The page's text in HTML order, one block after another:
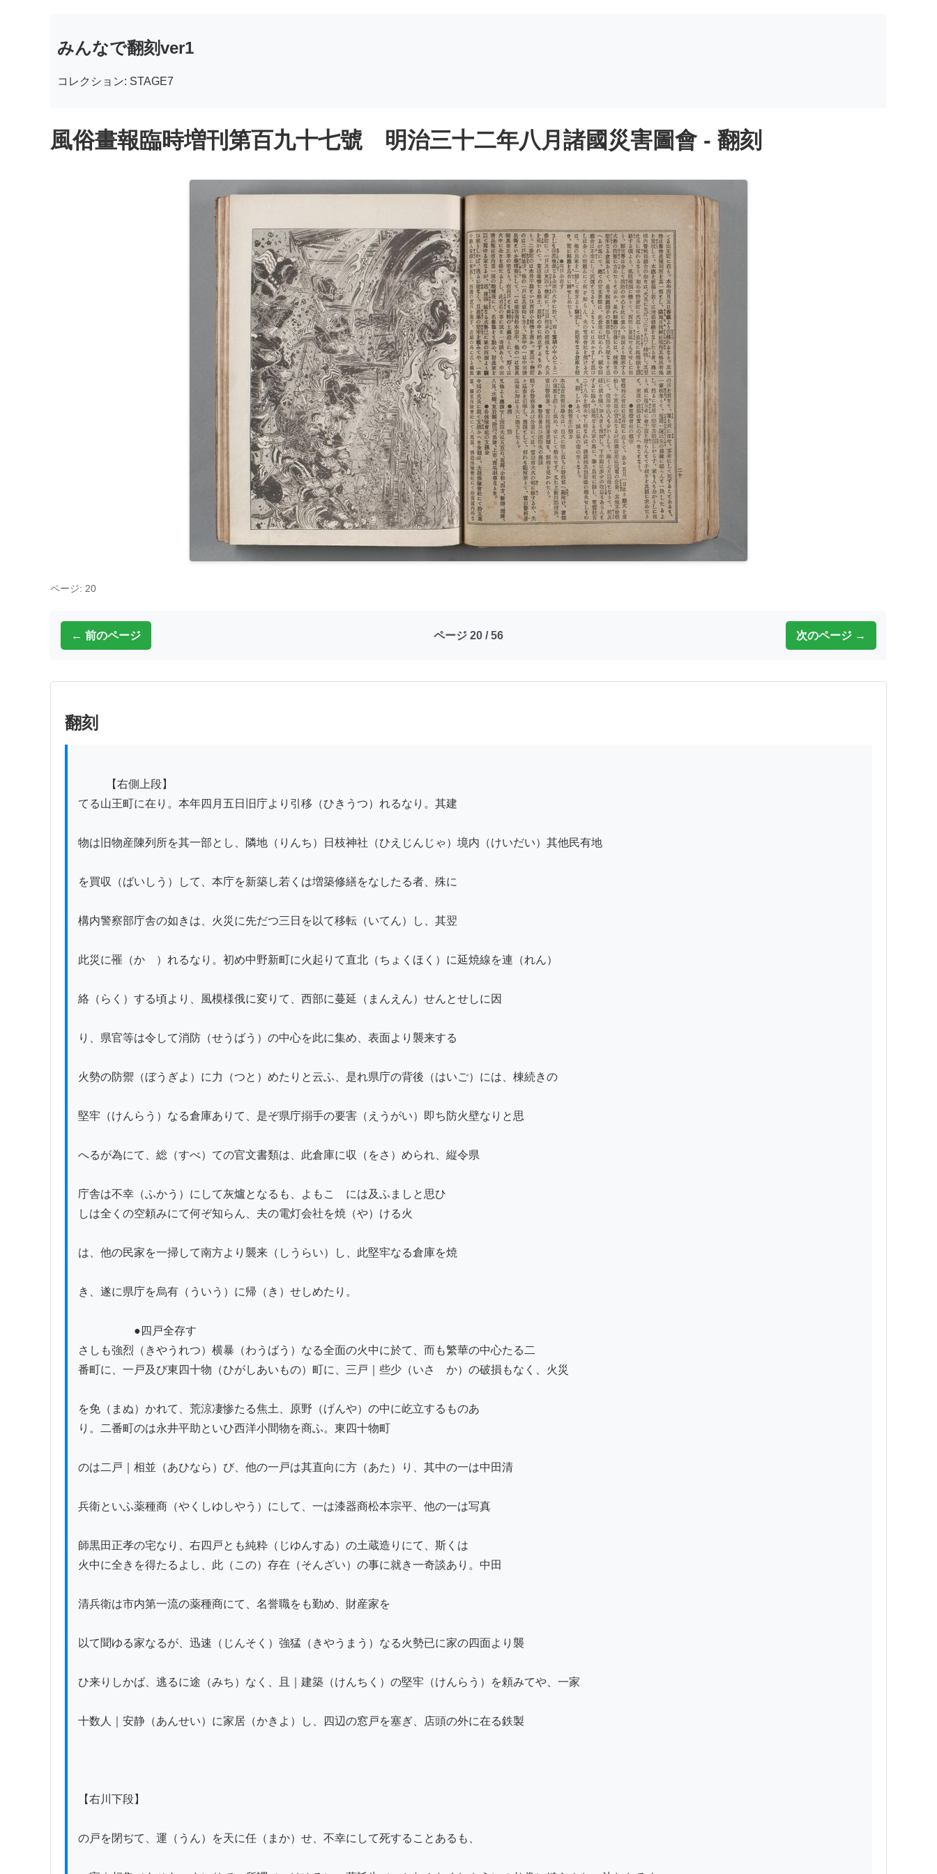
みんなで翻刻ver1
コレクション: STAGE7
風俗畫報臨時増刊第百九十七號 明治三十二年八月諸國災害圖會 - 翻刻
ページ: 20
← 前のページ ページ 20 / 56 次のページ →
翻刻
てる山王町に在り。本年四月五日旧庁より引移（ひきうつ）れるなり。其建
物は旧物産陳列所を其一部とし、隣地（りんち）日枝神社（ひえじんじゃ）境内（けいだい）其他民有地
を買収（ばいしう）して、本庁を新築し若くは増築修繕をなしたる者、殊に
構内警察部庁舎の如きは、火災に先だつ三日を以て移転（いてん）し、其翌
此災に罹（かゝ）れるなり。初め中野新町に火起りて直北（ちょくほく）に延焼線を連（れん）
絡（らく）する頃より、風模様俄に変りて、西部に蔓延（まんえん）せんとせしに因
り、県官等は令して消防（せうばう）の中心を此に集め、表面より襲来する
火勢の防禦（ぼうぎよ）に力（つと）めたりと云ふ、是れ県庁の背後（はいご）には、棟続きの
堅牢（けんらう）なる倉庫ありて、是ぞ県庁搦手の要害（えうがい）即ち防火壁なりと思
へるが為にて、総（すべ）ての官文書類は、此倉庫に収（をさ）められ、縦令県
庁舎は不幸（ふかう）にして灰爐となるも、よもこゝには及ふましと思ひ
しは全くの空頼みにて何ぞ知らん、夫の電灯会社を焼（や）ける火
は、他の民家を一掃して南方より襲来（しうらい）し、此堅牢なる倉庫を焼
き、遂に県庁を烏有（ういう）に帰（き）せしめたり。
●四戸全存す
さしも強烈（きやうれつ）横暴（わうばう）なる全面の火中に於て、而も繁華の中心たる二
番町に、一戸及び東四十物（ひがしあいもの）町に、三戸｜些少（いさゝか）の破損もなく、火災
を免（まぬ）かれて、荒涼凄惨たる焦土、原野（げんや）の中に屹立するものあ
り。二番町のは永井平助といひ西洋小間物を商ふ。東四十物町
のは二戸｜相並（あひなら）び、他の一戸は其直向に方（あた）り、其中の一は中田清
兵衛といふ薬種商（やくしゆしやう）にして、一は漆器商松本宗平、他の一は写真
師黒田正孝の宅なり、右四戸とも純粋（じゆんすゐ）の土蔵造りにて、斯くは
火中に全きを得たるよし、此（この）存在（そんざい）の事に就き一奇談あり。中田
清兵衛は市内第一流の薬種商にて、名誉職をも勤め、財産家を
以て聞ゆる家なるが、迅速（じんそく）強猛（きやうまう）なる火勢已に家の四面より襲
ひ来りしかば、逃るに途（みち）なく、且｜建築（けんちく）の堅牢（けんらう）を頼みてや、一家
十数人｜安静（あんせい）に家居（かきよ）し、四辺の窓戸を塞ぎ、店頭の外に在る鉄製
【右川下段】
の戸を閉ぢて、運（うん）を天に任（まか）せ、不幸にして死することあるも、